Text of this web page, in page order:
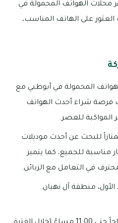
محلات الهواتف المحمولة في
على الهاتف المناسب،
المحمولة في أبوظبي مع
لك فرصة شراء أحدث الهواتف
المواكبة للعصر.
للبحث عن أحدث موديلات
مناسبة للجميع، كما يتميز
في التعامل مع الزبائن.
الأول، منطقة آل نهيان.